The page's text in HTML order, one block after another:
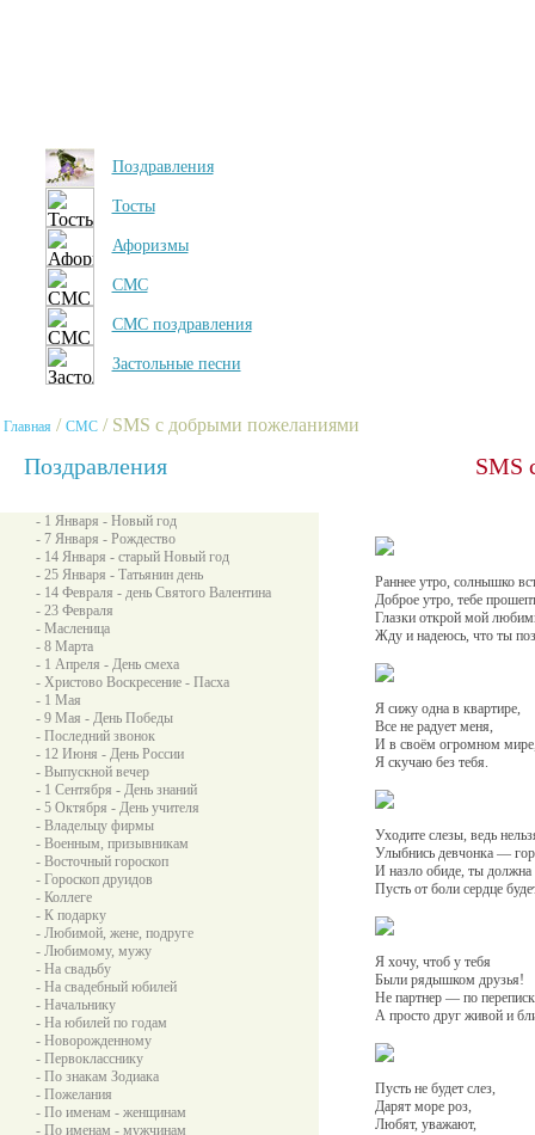
Поздравления
Тосты
Афоризмы
СМС
СМС поздравления
Застольные песни
Главная / СМС / SMS с добрыми пожеланиями
Поздравления
- 1 Января - Новый год
- 7 Января - Рождество
- 14 Января - старый Новый год
- 25 Января - Татьянин день
- 14 Февраля - день Святого Валентина
- 23 Февраля
- Масленица
- 8 Марта
- 1 Апреля - День смеха
- Христово Воскресение - Пасха
- 1 Мая
- 9 Мая - День Победы
- Последний звонок
- 12 Июня - День России
- Выпускной вечер
- 1 Сентября - День знаний
- 5 Октября - День учителя
- Владельцу фирмы
- Военным, призывникам
- Восточный гороскоп
- Гороскоп друидов
- Коллеге
- К подарку
- Любимой, жене, подруге
- Любимому, мужу
- На свадьбу
- На свадебный юбилей
- Начальнику
- На юбилей по годам
- Новорожденному
- Первокласснику
- По знакам Зодиака
- Пожелания
- По именам - женщинам
- По именам - мужчинам
SMS
Раннее утро, солнышко
Доброе утро, тебе
Глазки открой мой
Жду и надеюсь, что ты
Я сижу одна в квартире,
Все не радует меня,
И в своём огромном
Я скучаю без тебя.
Уходите слезы, ведь
Улыбнись девчонка —
И назло обиде, ты должна
Пусть от боли сердце
Я хочу, чтоб у тебя
Были рядышком друзья!
Не партнер — по
А просто друг живой и
Пусть не будет слез,
Дарят море роз,
Любят, уважают,